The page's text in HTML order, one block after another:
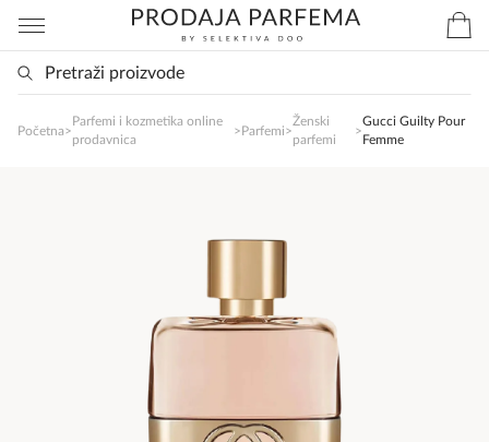
Početna>
Parfemi i kozmetika online
prodavnica
>Parfemi>
Ženski
parfemi
>
Gucci Guilty Pour
Femme
SlađanAi Asistent